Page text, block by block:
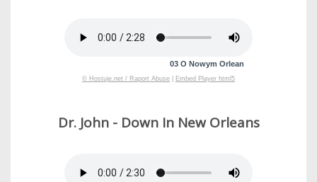
Dr. John - Down In New Orleans